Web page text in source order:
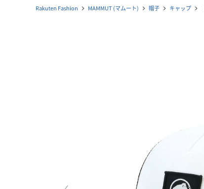
Rakuten Fashion navigate_next MAMMUT (マムート) navigate_next 帽子 navigate_next キャップ navigate_next